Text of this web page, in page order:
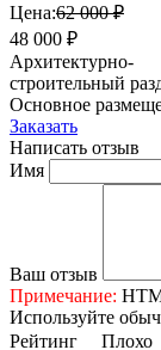
Цена:62 000 ₽
48 000 ₽
Архитектурно-
строительный
Основное
Заказать
Написать отзыв
Имя
Ваш отзыв
Примечание:
Используйте
Рейтинг Плохо